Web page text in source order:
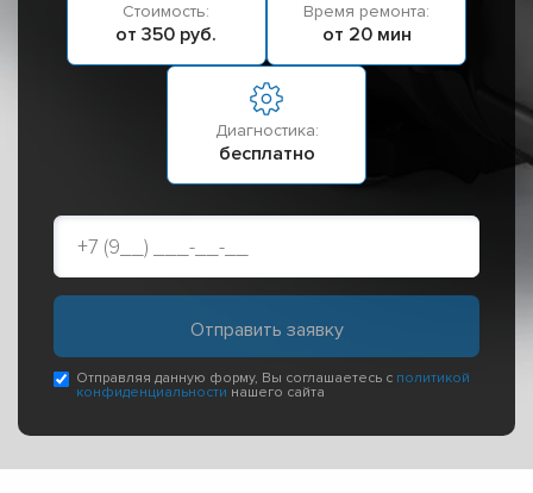
Стоимость:
от 350 руб.
Время ремонта:
от 20 мин
Диагностика:
бесплатно
Отправляя данную форму, Вы соглашаетесь с политикой
конфиденциальности нашего сайта